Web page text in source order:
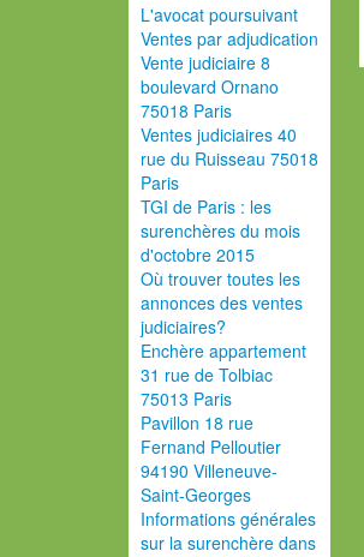
L'avocat poursuivant
Ventes par adjudication
Vente judiciaire 8
boulevard Ornano
75018 Paris
Ventes judiciaires 40
rue du Ruisseau 75018
Paris
TGI de Paris : les
surenchères du mois
d'octobre 2015
Où trouver toutes les
annonces des ventes
judiciaires?
Enchère appartement
31 rue de Tolbiac
75013 Paris
Pavillon 18 rue
Fernand Pelloutier
94190 Villeneuve-
Saint-Georges
Informations générales
sur la surenchère dans